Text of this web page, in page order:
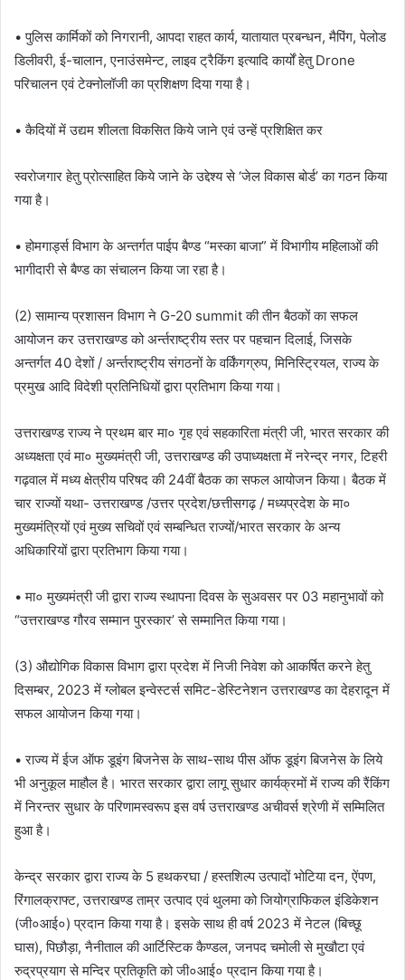
• पुलिस कार्मिकों को निगरानी, आपदा राहत कार्य, यातायात प्रबन्धन, मैपिंग, पेलोड
डिलीवरी, ई-चालान, एनाउंसमेन्ट, लाइव ट्रैकिंग इत्यादि कार्यों हेतु Drone
परिचालन एवं टेक्नोलॉजी का प्रशिक्षण दिया गया है।
• कैदियों में उद्यम शीलता विकसित किये जाने एवं उन्हें प्रशिक्षित कर
स्वरोजगार हेतु प्रोत्साहित किये जाने के उद्देश्य से ‘जेल विकास बोर्ड’ का गठन किया
गया है।
• होमगार्ड्स विभाग के अन्तर्गत पाईप बैण्ड “मस्का बाजा” में विभागीय महिलाओं की
भागीदारी से बैण्ड का संचालन किया जा रहा है।
(2) सामान्य प्रशासन विभाग ने G-20 summit की तीन बैठकों का सफल
आयोजन कर उत्तराखण्ड को अर्न्तराष्ट्रीय स्तर पर पहचान दिलाई, जिसके
अन्तर्गत 40 देशों / अर्न्तराष्ट्रीय संगठनों के वर्किंगग्रुप, मिनिस्ट्रियल, राज्य के
प्रमुख आदि विदेशी प्रतिनिधियों द्वारा प्रतिभाग किया गया।
उत्तराखण्ड राज्य ने प्रथम बार मा० गृह एवं सहकारिता मंत्री जी, भारत सरकार की
अध्यक्षता एवं मा० मुख्यमंत्री जी, उत्तराखण्ड की उपाध्यक्षता में नरेन्द्र नगर, टिहरी
गढ़वाल में मध्य क्षेत्रीय परिषद की 24वीं बैठक का सफल आयोजन किया। बैठक में
चार राज्यों यथा- उत्तराखण्ड /उत्तर प्रदेश/छत्तीसगढ़ / मध्यप्रदेश के मा०
मुख्यमंत्रियों एवं मुख्य सचिवों एवं सम्बन्धित राज्यों/भारत सरकार के अन्य
अधिकारियों द्वारा प्रतिभाग किया गया।
• मा० मुख्यमंत्री जी द्वारा राज्य स्थापना दिवस के सुअवसर पर 03 महानुभावों को
“उत्तराखण्ड गौरव सम्मान पुरस्कार’ से सम्मानित किया गया।
(3) औद्योगिक विकास विभाग द्वारा प्रदेश में निजी निवेश को आकर्षित करने हेतु
दिसम्बर, 2023 में ग्लोबल इन्वेस्टर्स समिट-डेस्टिनेशन उत्तराखण्ड का देहरादून में
सफल आयोजन किया गया।
• राज्य में ईज ऑफ डूइंग बिजनेस के साथ-साथ पीस ऑफ डूइंग बिजनेस के लिये
भी अनुकूल माहौल है। भारत सरकार द्वारा लागू सुधार कार्यक्रमों में राज्य की रैंकिंग
में निरन्तर सुधार के परिणामस्वरूप इस वर्ष उत्तराखण्ड अचीवर्स श्रेणी में सम्मिलित
हुआ है।
केन्द्र सरकार द्वारा राज्य के 5 हथकरघा / हस्तशिल्प उत्पादों भोटिया दन, ऐंपण,
रिंगालक्राफ्ट, उत्तराखण्ड ताम्र उत्पाद एवं थुलमा को जियोग्राफिकल इंडिकेशन
(जी०आई०) प्रदान किया गया है। इसके साथ ही वर्ष 2023 में नेटल (बिच्छू
घास), पिछौड़ा, नैनीताल की आर्टिस्टिक कैण्डल, जनपद चमोली से मुखौटा एवं
रुद्रप्रयाग से मन्दिर प्रतिकृति को जी०आई० प्रदान किया गया है।